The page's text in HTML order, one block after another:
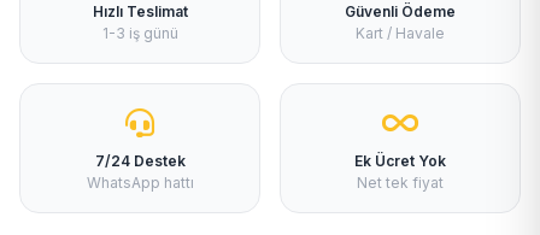
Hızlı Teslimat
1-3 iş günü
Güvenli Ödeme
Kart / Havale
7/24 Destek
WhatsApp hattı
Ek Ücret Yok
Net tek fiyat